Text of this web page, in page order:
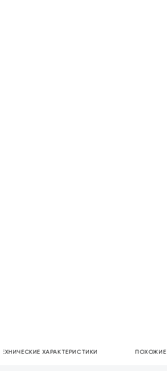
ТЕХНИЧЕСКИЕ ХАРАКТЕРИСТИКИ ПОХОЖИЕ